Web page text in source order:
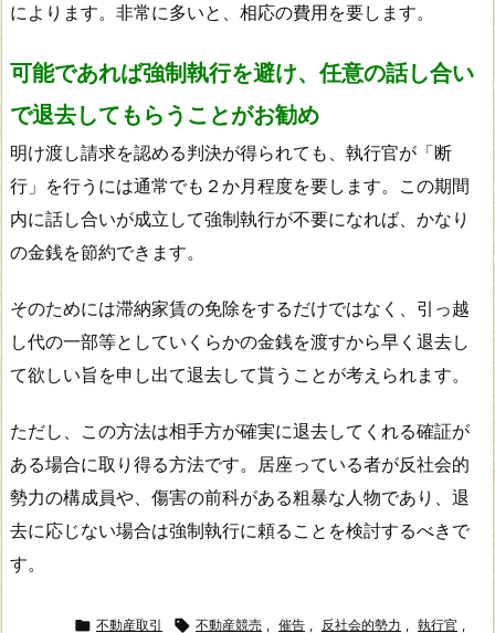
によります。非常に多いと、相応の費用を要します。
可能であれば強制執行を避け、任意の話し合い
で退去してもらうことがお勧め
明け渡し請求を認める判決が得られても、執行官が「断
行」を行うには通常でも２か月程度を要します。この期間
内に話し合いが成立して強制執行が不要になれば、かなり
の金銭を節約できます。
そのためには滞納家賃の免除をするだけではなく、引っ越
し代の一部等としていくらかの金銭を渡すから早く退去し
て欲しい旨を申し出て退去して貰うことが考えられます。
ただし、この方法は相手方が確実に退去してくれる確証が
ある場合に取り得る方法です。居座っている者が反社会的
勢力の構成員や、傷害の前科がある粗暴な人物であり、退
去に応じない場合は強制執行に頼ることを検討するべきで
す。
 不動産取引  不動産競売 , 催告 , 反社会的勢力 , 執行官 ,